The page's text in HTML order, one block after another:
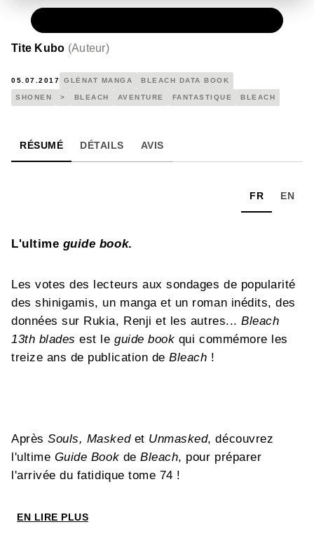
Tite Kubo (Auteur)
05.07.2017 GLÉNAT MANGA BLEACH DATA BOOK
SHONEN > BLEACH AVENTURE FANTASTIQUE BLEACH
RÉSUMÉ DÉTAILS AVIS
FR EN
L'ultime guide book.
Les votes des lecteurs aux sondages de popularité
des shinigamis, un manga et un roman inédits, des
données sur Rukia, Renji et les autres...Bleach
13th blades est leguide book qui commémore les
treize ans de publication deBleach !
AprèsSouls, Maskedet Unmasked, découvrez
l'ultime Guide Book deBleach, pour préparer
l'arrivée du fatidique tome 74 !
EN LIRE PLUS